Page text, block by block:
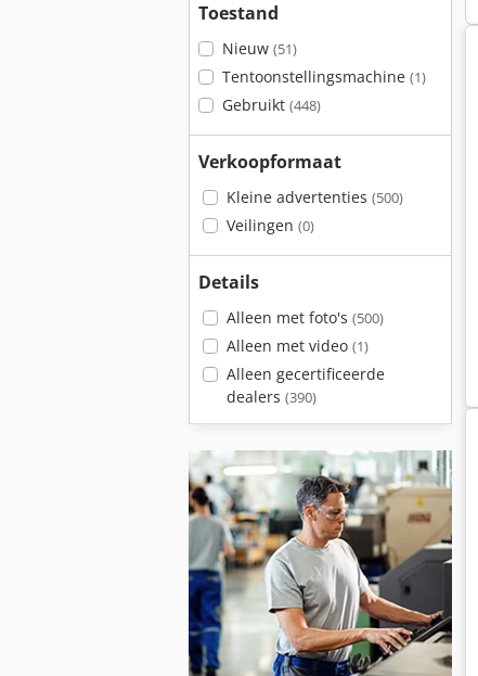
Toestand
Nieuw (51)
Tentoonstellingsmachine (1)
Gebruikt (448)
Verkoopformaat
Kleine advertenties (500)
Veilingen (0)
Details
Alleen met foto's (500)
Alleen met video (1)
Alleen gecertificeerde
dealers (390)